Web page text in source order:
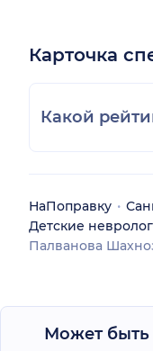
Карточка
Какой
НаПоправку
Детские
Палванова
Может быть